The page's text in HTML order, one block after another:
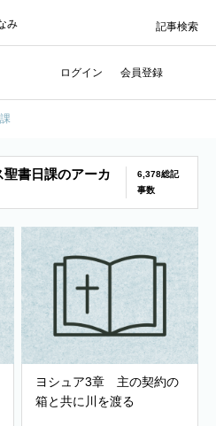
み
ログイン 会員登録
記事検索
聖書日課のアーカ
6,378総記
事数
ヨシュア3章 主の契約の
箱と共に川を渡る